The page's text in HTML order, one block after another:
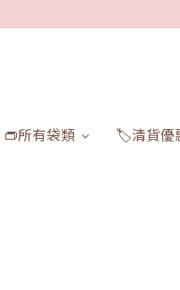
👝所有袋類 🏷️清貨優